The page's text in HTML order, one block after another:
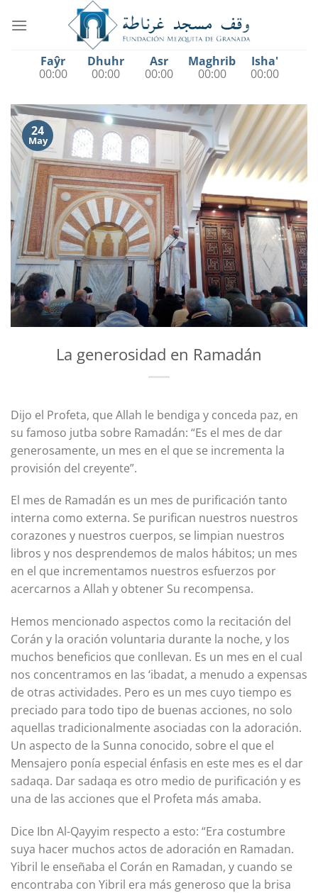
Faŷr
00:00
Dhuhr
00:00
Asr
00:00
Maghrib
00:00
Isha'
00:00
24
May
La generosidad en Ramadán
Dijo el Profeta, que Allah le bendiga y conceda paz, en
su famoso jutba sobre Ramadán: “Es el mes de dar
generosamente, un mes en el que se incrementa la
provisión del creyente”.
El mes de Ramadán es un mes de purificación tanto
interna como externa. Se purifican nuestros nuestros
corazones y nuestros cuerpos, se limpian nuestros
libros y nos desprendemos de malos hábitos; un mes
en el que incrementamos nuestros esfuerzos por
acercarnos a Allah y obtener Su recompensa.
Hemos mencionado aspectos como la recitación del
Corán y la oración voluntaria durante la noche, y los
muchos beneficios que conllevan. Es un mes en el cual
nos concentramos en las ‘ibadat, a menudo a expensas
de otras actividades. Pero es un mes cuyo tiempo es
preciado para todo tipo de buenas acciones, no solo
aquellas tradicionalmente asociadas con la adoración.
Un aspecto de la Sunna conocido, sobre el que el
Mensajero ponía especial énfasis en este mes es el dar
sadaqa. Dar sadaqa es otro medio de purificación y es
una de las acciones que el Profeta más amaba.
Dice Ibn Al-Qayyim respecto a esto: “Era costumbre
suya hacer muchos actos de adoración en Ramadan.
Yibril le enseñaba el Corán en Ramadan, y cuando se
encontraba con Yibril era más generoso que la brisa